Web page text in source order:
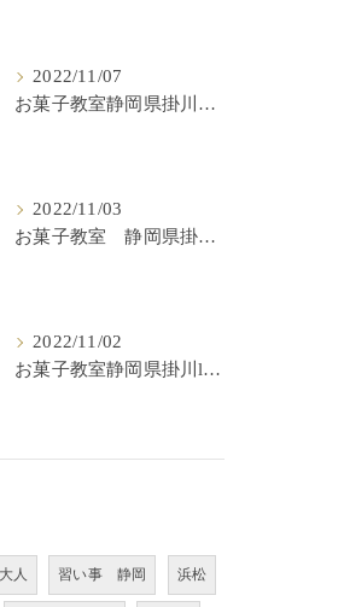
2022/11/07
お菓子教室静岡県掛川市lulu kitchen
2022/11/03
お菓子教室 静岡県掛川市 lulu kitchen
2022/11/02
お菓子教室静岡県掛川lulu kitchen
大人 習い事 静岡 浜松